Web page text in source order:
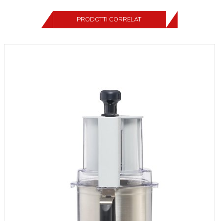
PRODOTTI CORRELATI